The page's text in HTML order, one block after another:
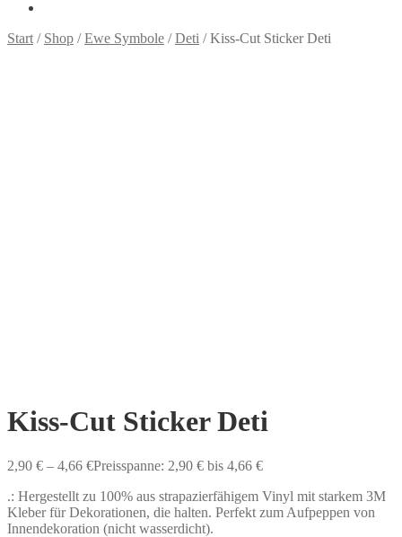
Start / Shop /Ewe Symbole /Deti /Kiss-Cut Sticker Deti
Kiss-Cut Sticker Deti
2,90 € – 4,66 €Preisspanne: 2,90 € bis 4,66 €
.: Hergestellt zu 100% aus strapazierfähigem Vinyl mit starkem 3M
Kleber für Dekorationen, die halten. Perfekt zum Aufpeppen von
Innendekoration (nicht wasserdicht).